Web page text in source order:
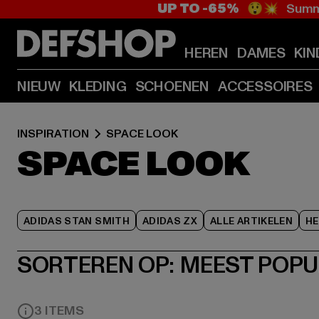
UP TO -65% 😲💥
HEREN DAMES
NIEUW KLEDING SCHOENEN ACCESSOIRES
INSPIRATION SPACE LOOK
SPACE LOOK
ADIDAS STAN SMITH ADIDAS ZX ALLE ARTIKELEN
SORTEREN OP: MEEST
3 ITEMS